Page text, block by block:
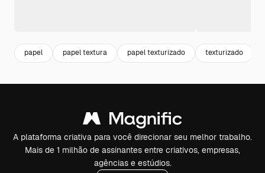
papel papel textura papel texturizado texturizado
A plataforma criativa para você direcionar seu melhor trabalho.
Mais de 1 milhão de assinantes entre criativos, empresas,
agências e estúdios.